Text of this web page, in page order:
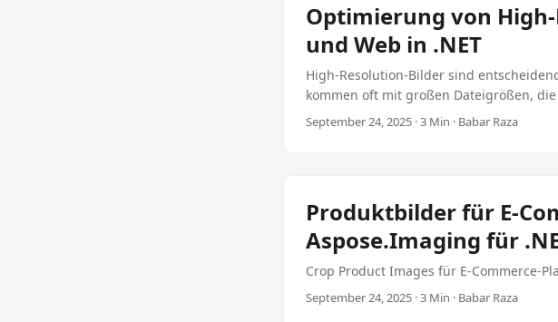
Optimierung von
und Web in .NET
High-Resolution-Bilder sind
kommen oft mit großen Dateigrößen,
Nutzung erhöhen können. Dies ist, wo
hochwertigen Bildern mit
bei der Erreichung schnellerer
Drive-Kompatibilität hilft. In diesem
Bilder mit Aspose.Imaging für .NET
September 24, 2025 · 3 Min · Babar Raza
Produktbilder für E-
Aspose.Imaging für
Crop Product Images für E-Commerce-
September 24, 2025 · 3 Min · Babar Raza